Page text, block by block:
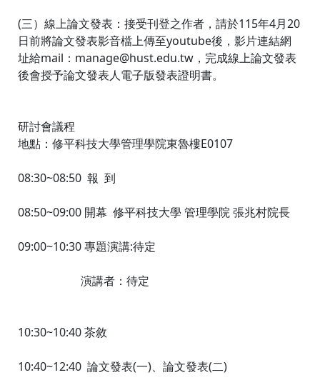
(三）線上論文發表：接受刊登之作者，請於115年4月20
日前將論文發表影音檔上傳至youtube後，影片連結網
址給mail：manage@hust.edu.tw，完成線上論文發表
後會授予論文發表人電子版發表證明書。
研討會議程
地點：修平科技大學管理學院東魯樓E0107
08:30~08:50 報 到
08:50~09:00 開幕 修平科技大學 管理學院 張兆村院長
09:00~10:30 專題演講:待定
演講者：待定
10:30~10:40 茶敘
10:40~12:40 論文發表(一)、論文發表(二)